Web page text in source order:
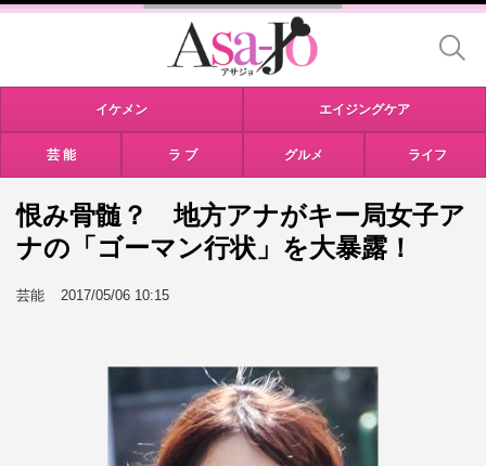
イケメン エイジングケア
芸 能 ラ ブ グルメ ライフ
恨み骨髄？ 地方アナがキー局女子ア
ナの「ゴーマン行状」を大暴露！
芸能 2017/05/06 10:15